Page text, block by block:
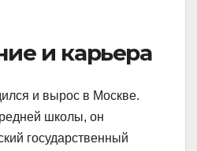
и карьера
и вырос в Москве.
школы, он
государственный